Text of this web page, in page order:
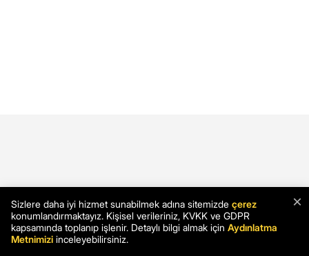
×
Sizlere daha iyi hizmet sunabilmek adına sitemizde çerez
konumlandırmaktayız. Kişisel verileriniz, KVKK ve GDPR
kapsamında toplanıp işlenir. Detaylı bilgi almak için Aydınlatma
Metnimizi inceleyebilirsiniz.